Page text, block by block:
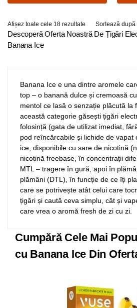
Afișez toate cele 18 rezultate
Descoperă Oferta Noastră De Țigări
Banana Ice
Banana Ice e una dintre aromele
top – o banană dulce și cremoasă
mentol ce lasă o senzație plăcută la
această categorie găsești țigări
folosință (gata de utilizat imediat,
pod reîncărcabile și lichide de vapat
ice, disponibile cu sare de nicotină
nicotină freebase, în concentrații
MTL – tragere în gură, apoi în
plămâni (DTL), în funcție de ce îți
care se potrivește atât celui care
țigări și caută ceva simplu, cât și
care vrea o aromă fresh de zi cu zi.
Cumpără Cele Mai
cu Banana Ice Din